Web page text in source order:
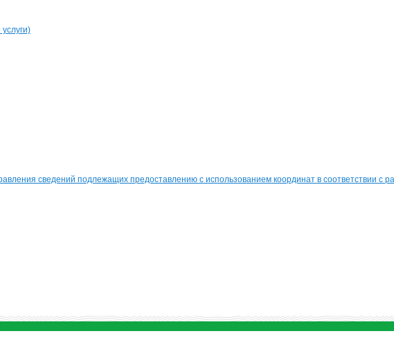
сведений подлежащих предоставлению с использованием координат в соответствии с